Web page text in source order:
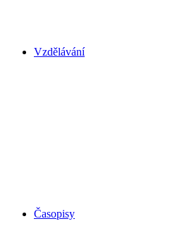
Vzdělávání
Časopisy